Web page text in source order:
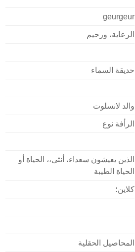
geurgeur
الرعاية، ورحيم
حديقة السماء
والد لانسلوت
الرأفة نوع
الذين يعيشون سعداء، أنثى،، الحياة أو
الحياة الطيبة
كلاين؛
المحاصيل الحقلية